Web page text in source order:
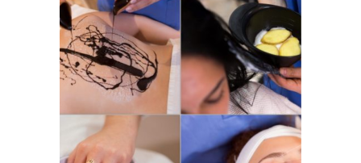
DODAJ U KORPU